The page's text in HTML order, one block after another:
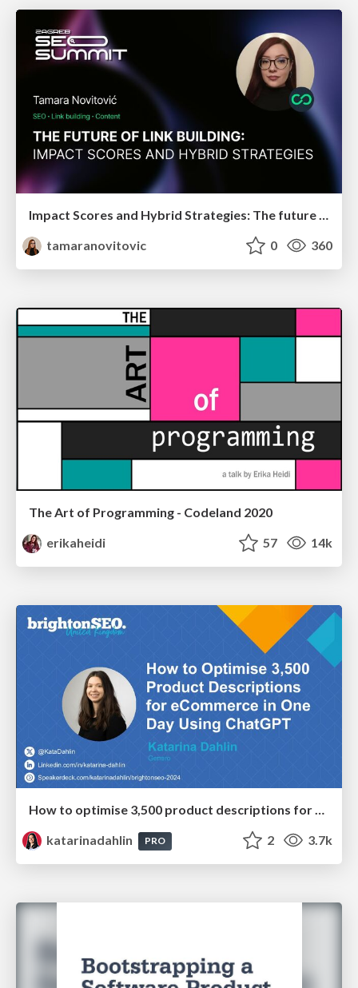
tamaranovitovic
0 360
The Art of Programming - Codeland 2020
erikaheidi
57 14k
How to optimise 3,500 product descriptions for ecommerce in one day using ChatGPT
katarinadahlin
PRO 2 3.7k